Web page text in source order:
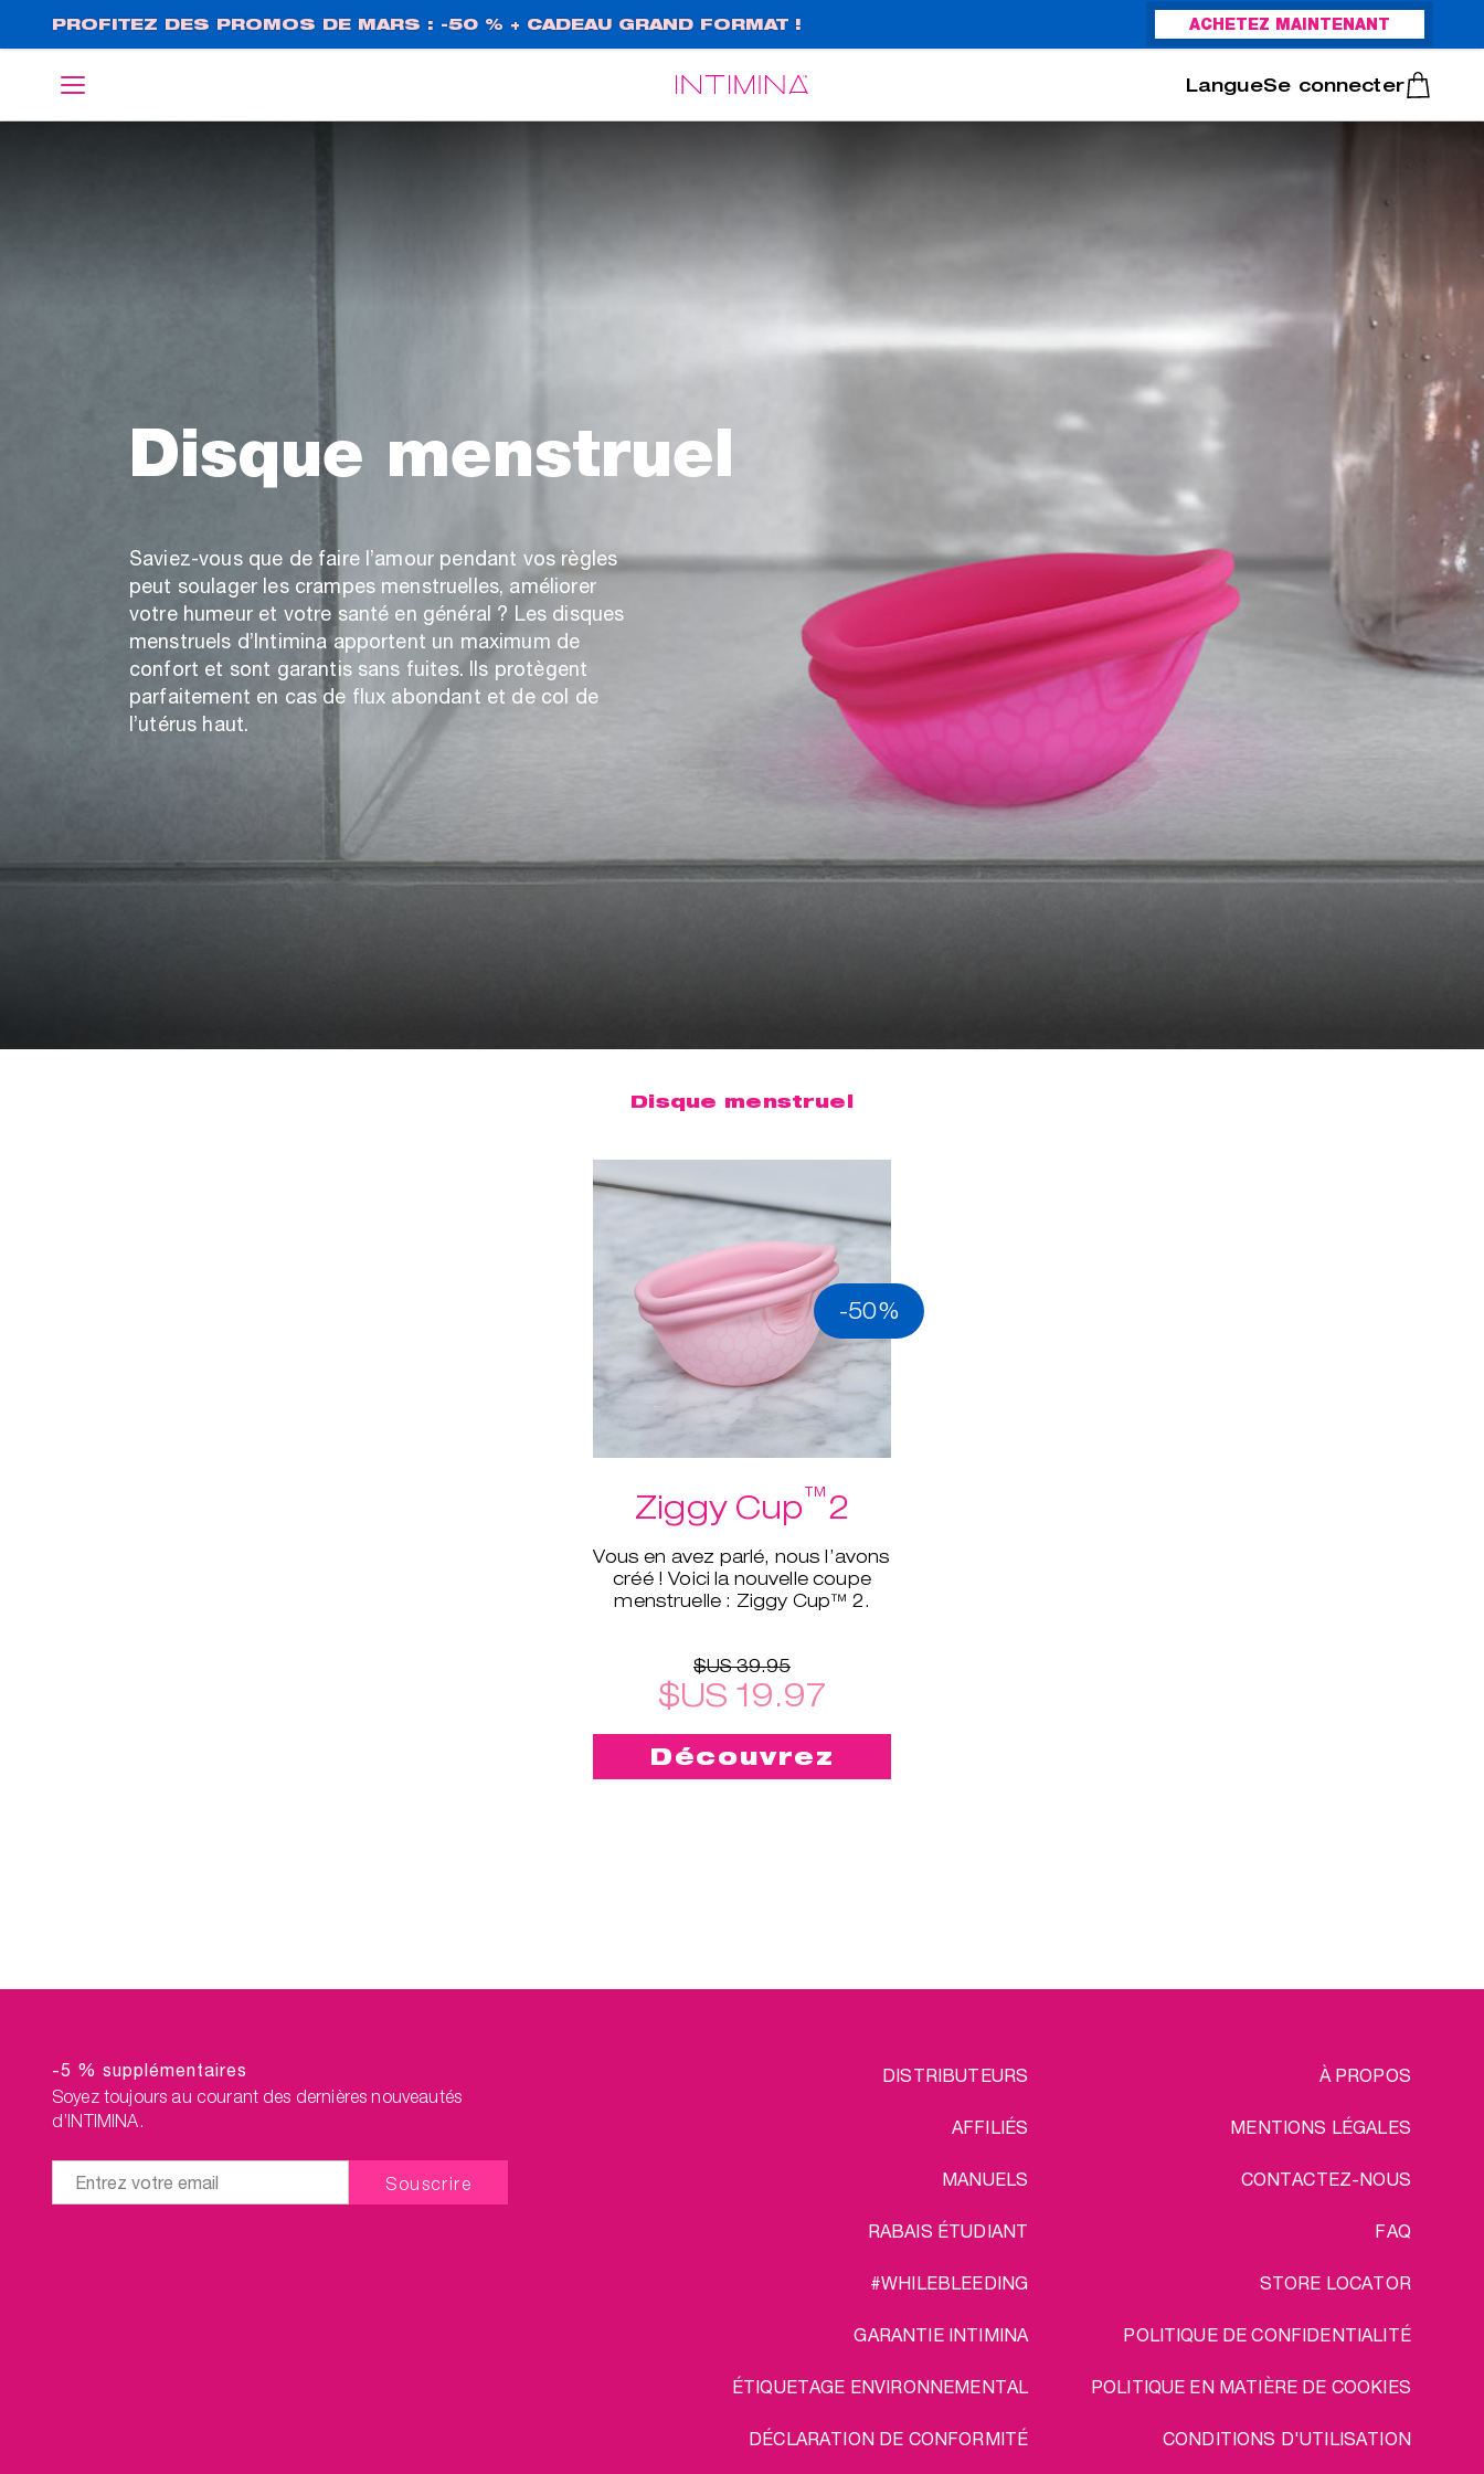
principal
PROFITEZ DES PROMOS DE MARS : -50 % + CADEAU GRAND FORMAT ! ACHETEZ MAINTENANT
English Português
Se connecter
Disque menstruel
Saviez-vous que de faire l’amour pendant vos règles
peut soulager les crampes menstruelles, améliorer
votre humeur et votre santé en général ? Les disques
menstruels d’Intimina apportent un maximum de
confort et sont garantis sans fuites. Ils protègent
parfaitement en cas de flux abondant et de col de
l’utérus haut.
Disque menstruel
-50%
Ziggy Cup™2
Vous en avez parlé, nous l’avons
créé ! Voici la nouvelle coupe
menstruelle : Ziggy Cup™ 2.
$US 39.95
$US 19.97
Découvrez
-5 % supplémentaires
Soyez toujours au courant des dernières nouveautés
d’INTIMINA.
DISTRIBUTEURS
AFFILIÉS
MANUELS
RABAIS ÉTUDIANT
#WHILEBLEEDING
GARANTIE INTIMINA
ÉTIQUETAGE ENVIRONNEMENTAL
DÉCLARATION DE CONFORMITÉ
LEGAL À PROPOS
MENTIONS LÉGALES
CONTACTEZ-NOUS
FAQ
STORE LOCATOR
POLITIQUE DE CONFIDENTIALITÉ
POLITIQUE EN MATIÈRE DE COOKIES
CONDITIONS D'UTILISATION